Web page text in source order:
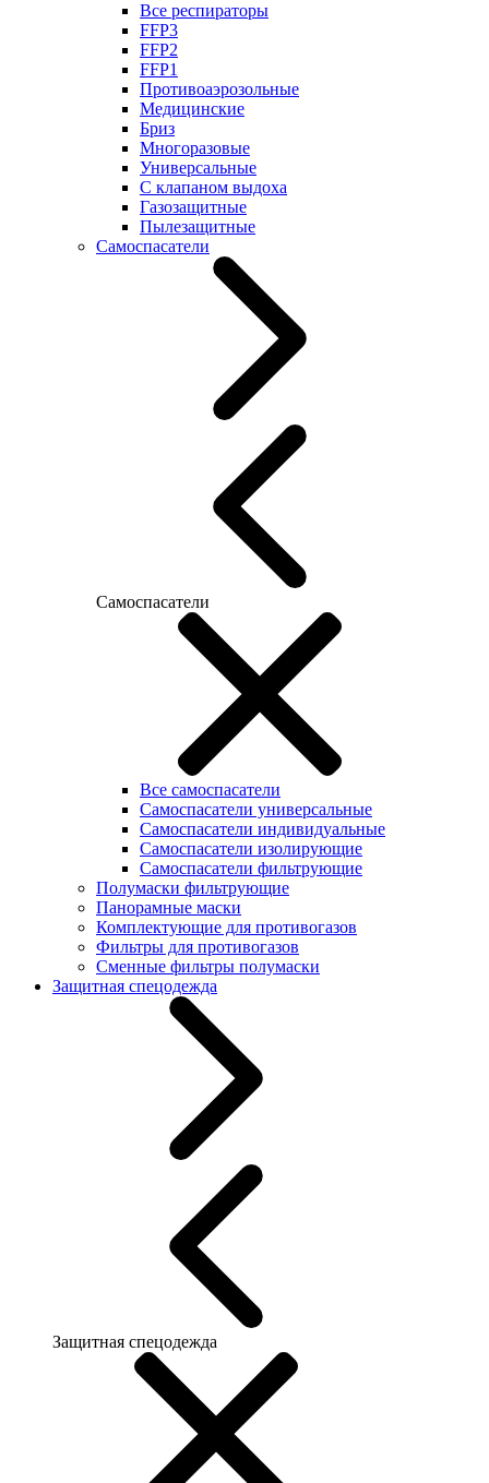
Все респираторы
FFP3
FFP2
FFP1
Противоаэрозольные
Медицинские
Бриз
Многоразовые
Универсальные
С клапаном выдоха
Газозащитные
Пылезащитные
Самоспасатели
Самоспасатели
Все самоспасатели
Самоспасатели универсальные
Самоспасатели индивидуальные
Самоспасатели изолирующие
Самоспасатели фильтрующие
Полумаски фильтрующие
Панорамные маски
Комплектующие для противогазов
Фильтры для противогазов
Сменные фильтры полумаски
Защитная спецодежда
Защитная спецодежда